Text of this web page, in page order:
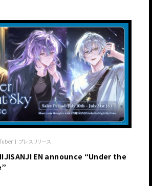
プレスリリース
EN announce “Under the